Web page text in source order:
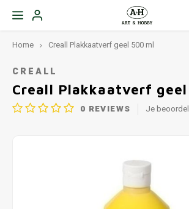
Home Creall Plakkaatverf geel 500 ml
CREALL
Creall Plakkaatverf
0 REVIEWS Je